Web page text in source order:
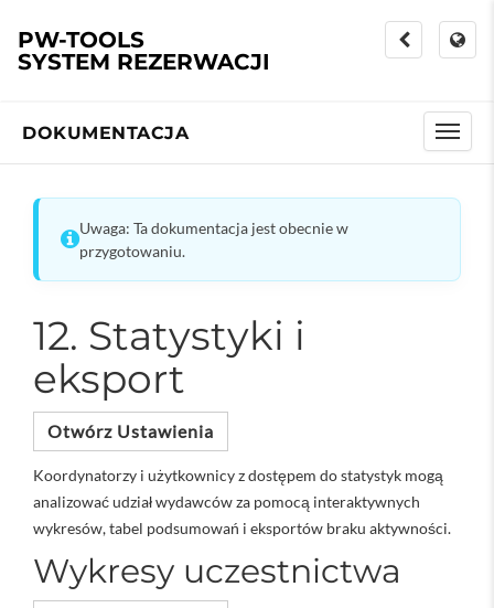
PW-TOOLS
SYSTEM REZERWACJI
DOKUMENTACJA
Uwaga: Ta dokumentacja jest obecnie w
przygotowaniu.
12. Statystyki i
eksport
Otwórz Ustawienia
Koordynatorzy i użytkownicy z dostępem do statystyk mogą
analizować udział wydawców za pomocą interaktywnych
wykresów, tabel podsumowań i eksportów braku aktywności.
Wykresy uczestnictwa